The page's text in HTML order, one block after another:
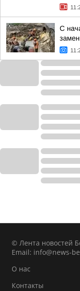
С
© Лента новостей
Email: info@news-
О нас
Контакты